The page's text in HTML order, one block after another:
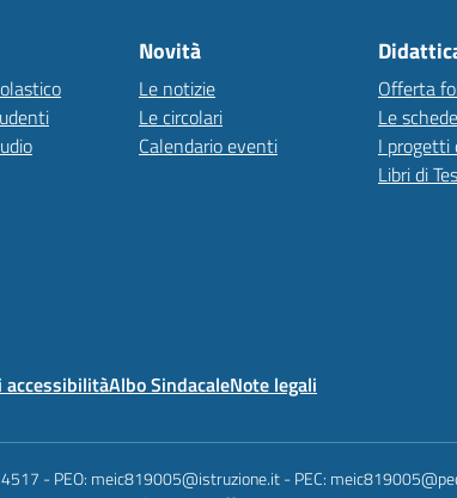
Novità
Le notizie
Le circolari
Calendario eventi
Offerta
Le
I progetti
Libri di
accessibilitàAlbo SindacaleNote legali
- PEO: meic819005@istruzione.it - PEC: